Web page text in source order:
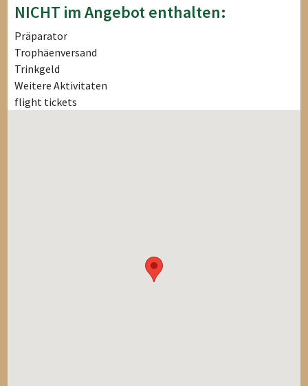
NICHT im Angebot enthalten:
Präparator
Trophäenversand
Trinkgeld
Weitere Aktivitaten
flight tickets